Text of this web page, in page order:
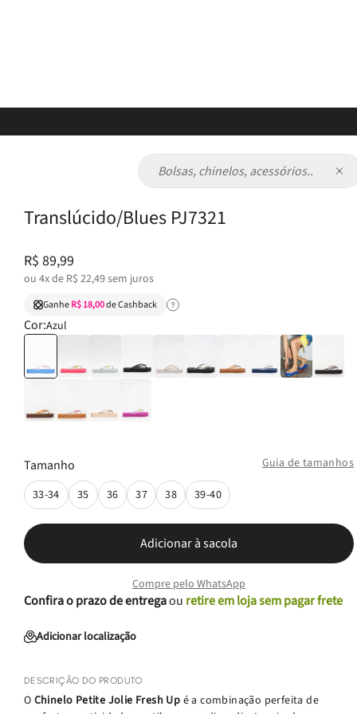
Chinelo Petite Jolie Fresh Up
Translúcido/Blues PJ7321
R$ 89,99
ou 4x de R$ 22,49sem juros
GanheR$ 18,00de Cashback
Cor:Azul
Guia de tamanhos
Tamanho
33-34 35 36 37 38 39-40
Adicionar à sacola
Compre pelo WhatsApp
Confira o prazo de entregaou retire em loja sem pagar frete
Adicionar localização
DESCRIÇÃO DO PRODUTO
O Chinelo Petite Jolie Fresh Up é a combinação perfeita de